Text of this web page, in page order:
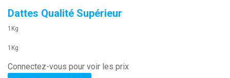
Dattes Qualité Supérieur
1Kg
1Kg
Connectez-vous pour voir les prix